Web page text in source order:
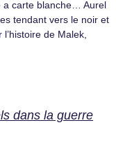
a carte blanche… Aurel
tendant vers le noir et
de Malek,
dans la guerre